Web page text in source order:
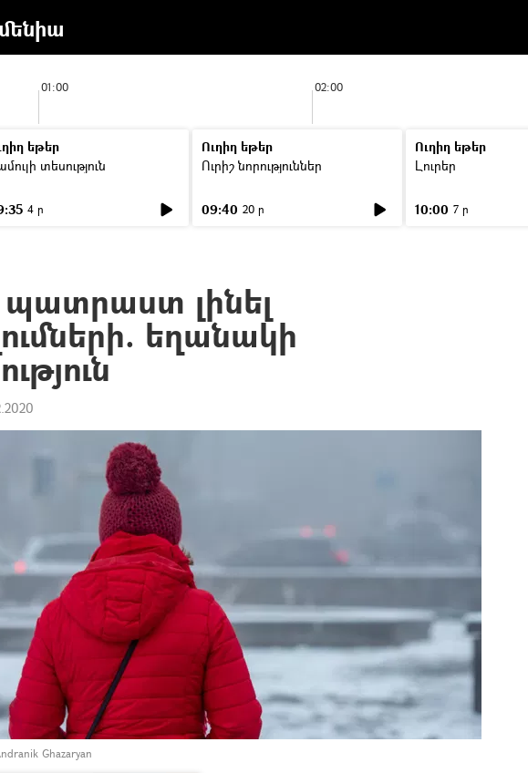
01:00 02:00
եթեր
տեսություն
4 ր
Ուղիղ եթեր
Ուրիշ նորություններ
09:40 20 ր
Ուղիղ եթեր
Լուրեր
10:00 7 ր
պատրաստ լինել
եղանակի
Ghazaryan